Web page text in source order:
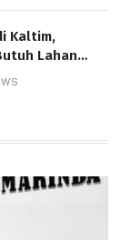
Kaltim,
Lahan